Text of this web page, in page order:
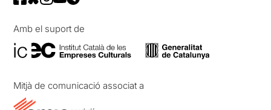
Amb el suport de
Mitjà de comunicació associat a